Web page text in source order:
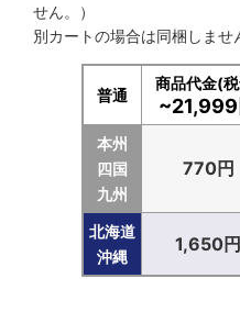
せん。）
別カートの場合は同梱しませ
普通
商品代金(
~21,999
本州
四国
九州
770円
北海道
沖縄
1,650円